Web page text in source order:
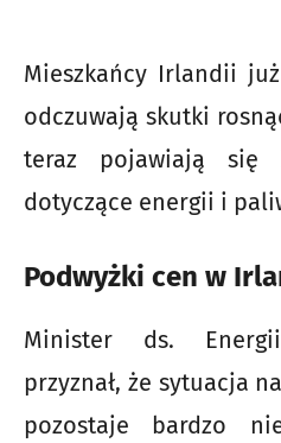
Mieszkańcy Irlandii
odczuwają skutki
teraz pojawiają się
dotyczące energii i
Podwyżki cen w
Minister ds.
przyznał, że sytuacja
pozostaje bardzo